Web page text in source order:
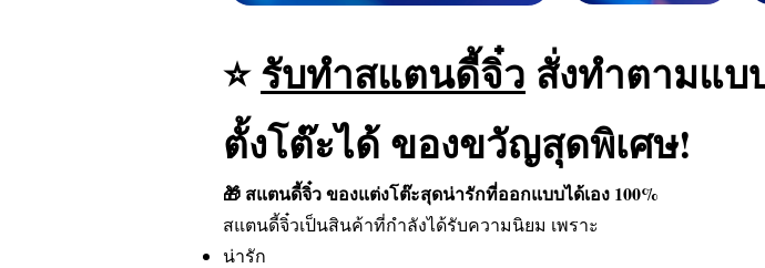
⭐รับทำสแตนดี้จิ๋ว สั่งทำตามแบ
ตั้งโต๊ะได้ ของขวัญสุดพิเศษ!
🎁 สแตนดี้จิ๋ว ของแต่งโต๊ะสุดน่ารักที่ออกแบบได้เอง 100%
สแตนดี้จิ๋วเป็นสินค้าที่กำลังได้รับความนิยม เพราะ
น่ารัก